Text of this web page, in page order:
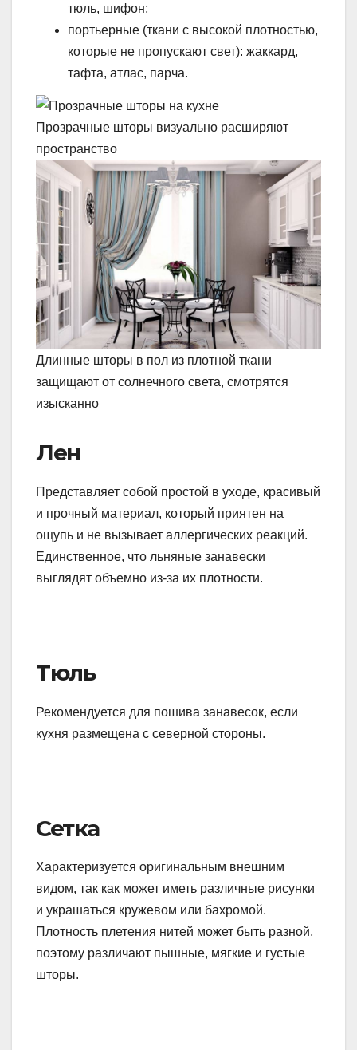
тюль, шифон;
портьерные (ткани с высокой плотностью,
которые не пропускают свет): жаккард,
тафта, атлас, парча.
Прозрачные шторы визуально расширяют
пространство
Длинные шторы в пол из плотной ткани
защищают от солнечного света, смотрятся
изысканно
Лен
Представляет собой простой в уходе, красивый
и прочный материал, который приятен на
ощупь и не вызывает аллергических реакций.
Единственное, что льняные занавески
выглядят объемно из-за их плотности.
Тюль
Рекомендуется для пошива занавесок, если
кухня размещена с северной стороны.
Сетка
Характеризуется оригинальным внешним
видом, так как может иметь различные рисунки
и украшаться кружевом или бахромой.
Плотность плетения нитей может быть разной,
поэтому различают пышные, мягкие и густые
шторы.